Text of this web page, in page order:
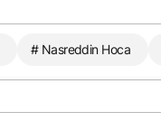
# Nasreddin Hoca